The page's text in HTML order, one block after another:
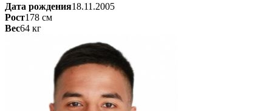
Дата рождения18.11.2005
Рост178 см
Вес64 кг